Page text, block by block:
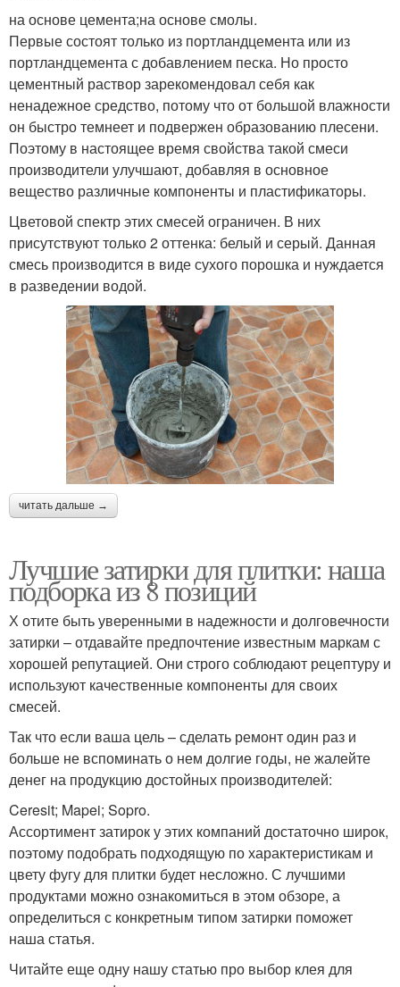
на основе цемента;на основе смолы.
Первые состоят только из портландцемента или из
портландцемента с добавлением песка. Но просто
цементный раствор зарекомендовал себя как
ненадежное средство, потому что от большой влажности
он быстро темнеет и подвержен образованию плесени.
Поэтому в настоящее время свойства такой смеси
производители улучшают, добавляя в основное
вещество различные компоненты и пластификаторы.
Цветовой спектр этих смесей ограничен. В них
присутствуют только 2 оттенка: белый и серый. Данная
смесь производится в виде сухого порошка и нуждается
в разведении водой.
читать дальше →
Лучшие затирки для плитки: наша
подборка из 8 позиций
Х отите быть уверенными в надежности и долговечности
затирки – отдавайте предпочтение известным маркам с
хорошей репутацией. Они строго соблюдают рецептуру и
используют качественные компоненты для своих
смесей.
Так что если ваша цель – сделать ремонт один раз и
больше не вспоминать о нем долгие годы, не жалейте
денег на продукцию достойных производителей:
Ceresit; Mapei; Sopro.
Ассортимент затирок у этих компаний достаточно широк,
поэтому подобрать подходящую по характеристикам и
цвету фугу для плитки будет несложно. С лучшими
продуктами можно ознакомиться в этом обзоре, а
определиться с конкретным типом затирки поможет
наша статья.
Читайте еще одну нашу статью про выбор клея для